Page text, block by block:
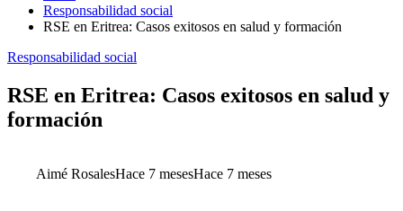
Responsabilidad social
RSE en Eritrea: Casos exitosos en salud y formación
Responsabilidad social
RSE en Eritrea: Casos exitosos en salud y
formación
Aimé RosalesHace 7 mesesHace 7 meses